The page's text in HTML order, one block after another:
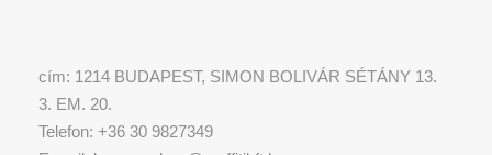
cím: 1214 BUDAPEST, SIMON BOLIVÁR SÉTÁNY 13.
3. EM. 20.
Telefon: +36 30 9827349